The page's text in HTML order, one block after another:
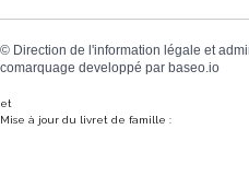
© Direction de l'information légale et
comarquage developpé par baseo.io
et
Mise à jour du livret de famille :